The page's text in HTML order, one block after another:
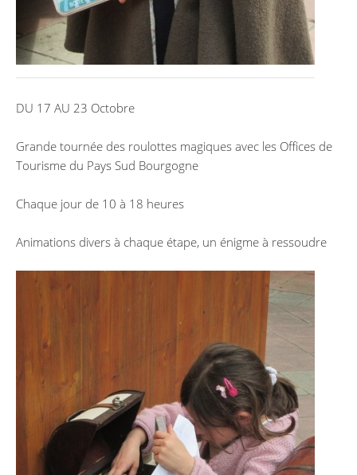
DU 17 AU 23 Octobre
Grande tournée des roulottes magiques avec les Offices de
Tourisme du Pays Sud Bourgogne
Chaque jour de 10 à 18 heures
Animations divers à chaque étape, un énigme à ressoudre